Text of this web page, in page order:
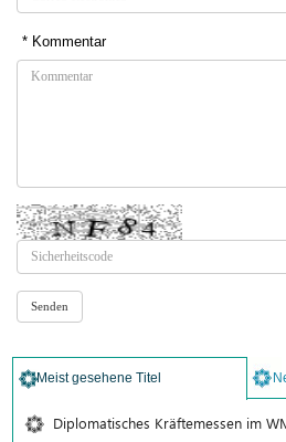
* Kommentar
Meist gesehene Titel
Diplomatisches Kräftemessen im